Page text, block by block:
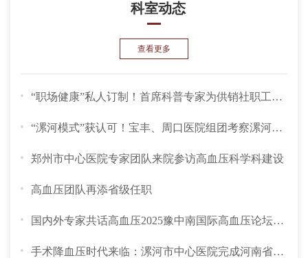
科室动态
查看更多
“职场健康”私人订制！首席科普专家为供销社职工开讲...
“漯河模式”获认可！宝丰、周口医院组团考察漯河市中...
郑州市中心医院专家团队来院参访高血压科学科建设
高血压团队再添省级任职
国内外专家共话高血压2025豫中南国际高血压论坛成功举...
手术降血压时代来临：漯河市中心医院完成河南省地市级...